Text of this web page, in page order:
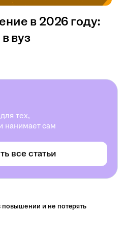
в 2026 году:
вуз
тех,
нанимает сам
все статьи
повышении и не потерять